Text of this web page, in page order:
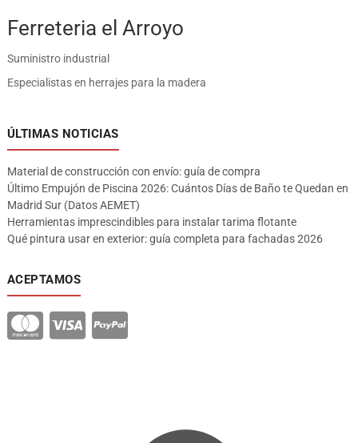
Ferreteria el Arroyo
Suministro industrial
Especialistas en herrajes para la madera
ÚLTIMAS NOTICIAS
Material de construcción con envío: guía de compra
Último Empujón de Piscina 2026: Cuántos Días de Baño te Quedan en
Madrid Sur (Datos AEMET)
Herramientas imprescindibles para instalar tarima flotante
Qué pintura usar en exterior: guía completa para fachadas 2026
ACEPTAMOS